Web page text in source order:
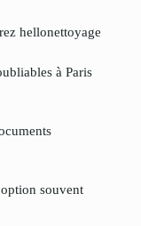
hellonettoyage
à Paris
souvent